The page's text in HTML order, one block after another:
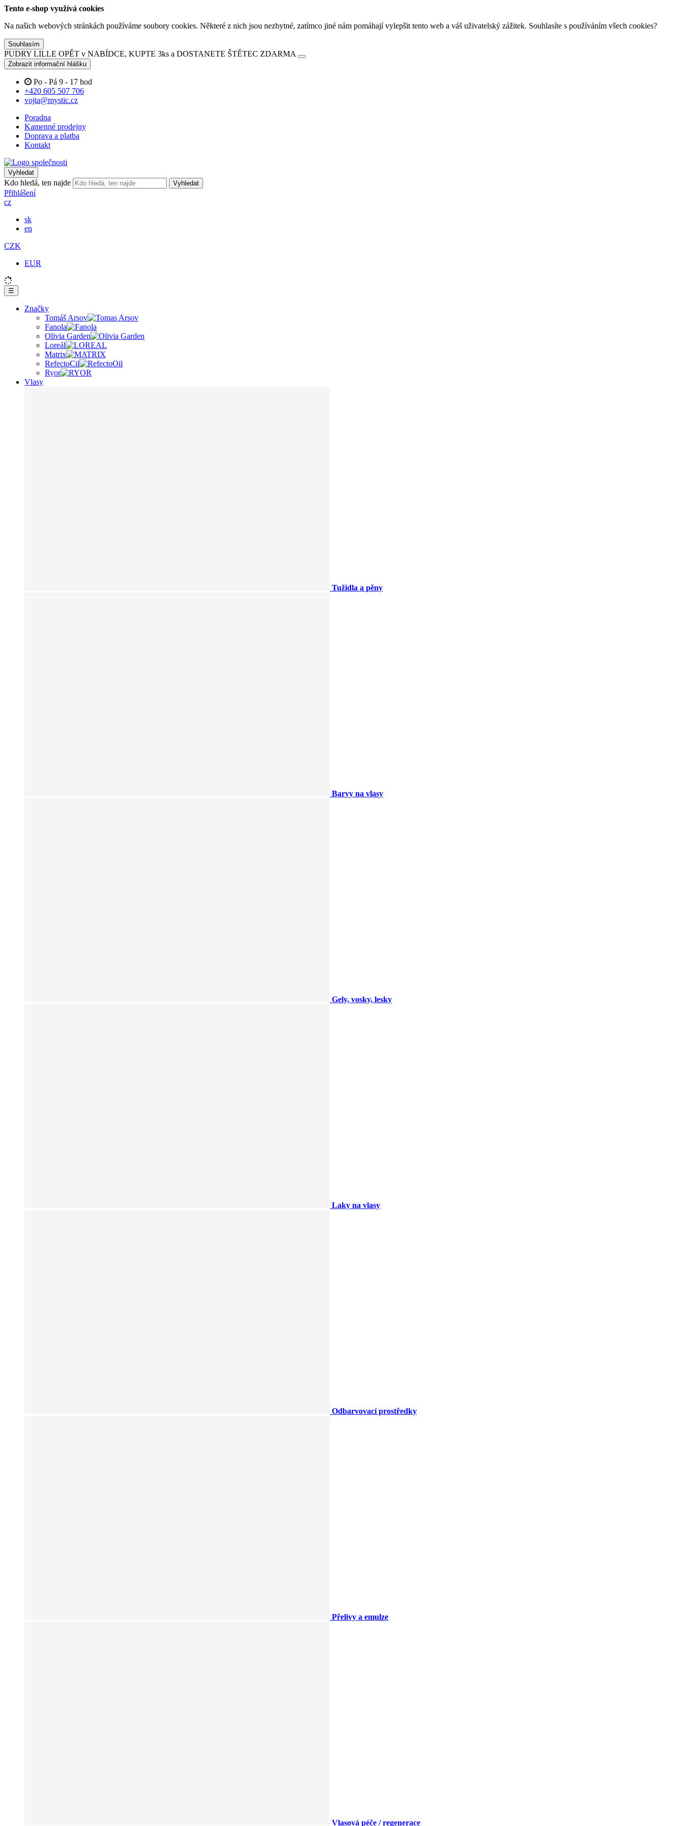
Tento e-shop využívá cookies
Na našich webových stránkách používáme soubory cookies. Některé z nich jsou nezbytné, zatímco jiné nám pomáhají vylepšit tento web a váš uživatelský zážitek. Souhlasíte s používáním všech cookies?
Souhlasím
PUDRY LILLE OPĚT v NABÍDCE, KUPTE 3ks a DOSTANETE ŠTĚTEC ZDARMA
Zobrazit informační hlášku
Po - Pá 9 - 17 hod
+420 605 507 706
vojta@mystic.cz
Poradna
Kamenné prodejny
Doprava a platba
Kontakt
Vyhledat
Kdo hledá, ten najde Vyhledat
Přihlášení
cz
sk
en
CZK
EUR
☰
Značky
Tomáš Arsov
Fanola
Olivia Garden
Loreál
Matrix
RefectoCil
Ryor
Vlasy
Tužidla a pěny
Barvy na vlasy
Gely, vosky, lesky
Laky na vlasy
Odbarvovací prostředky
Přelivy a emulze
Vlasová péče / regenerace